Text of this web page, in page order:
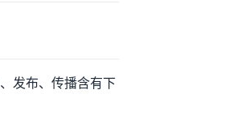
发布、传播含有下